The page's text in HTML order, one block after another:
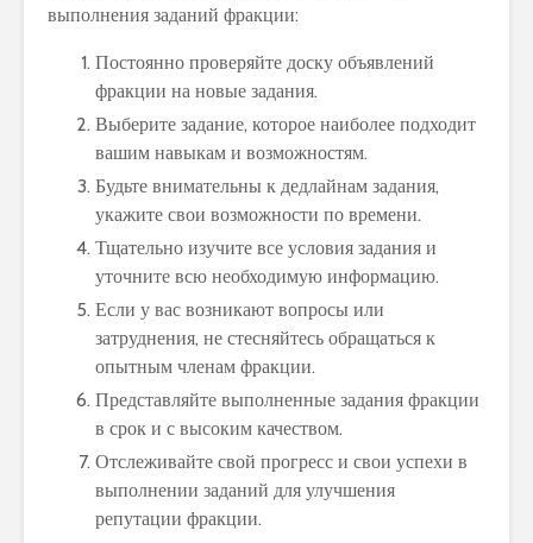
выполнения заданий фракции:
Постоянно проверяйте доску объявлений
фракции на новые задания.
Выберите задание, которое наиболее подходит
вашим навыкам и возможностям.
Будьте внимательны к дедлайнам задания,
укажите свои возможности по времени.
Тщательно изучите все условия задания и
уточните всю необходимую информацию.
Если у вас возникают вопросы или
затруднения, не стесняйтесь обращаться к
опытным членам фракции.
Представляйте выполненные задания фракции
в срок и с высоким качеством.
Отслеживайте свой прогресс и свои успехи в
выполнении заданий для улучшения
репутации фракции.